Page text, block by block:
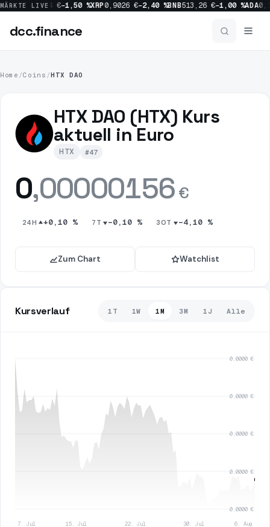
MÄRKTE LIVE
%SOL 63,34 €−1,50 %XRP0,9026 €−2,40 %BNB513,26 €−1,00 %ADA
dcc.finance
Home /Coins /HTX DAO
HTX DAO (HTX) Kurs
aktuell in Euro
HTX #47
0,00000156 €
24H +0,10 % 7T −0,10 % 30T −4,10 %
Zum Chart Watchlist
Kursverlauf 1T 1W 1M 3M 1J Alle
0,0000 €
0,0000 €
0,0000 €
0,0000 €
0,0000 €
7. Jul 15. Jul 22. Jul 30. Jul 6. Aug
dcc.finance
Alle News
Crypto
Bitcoin